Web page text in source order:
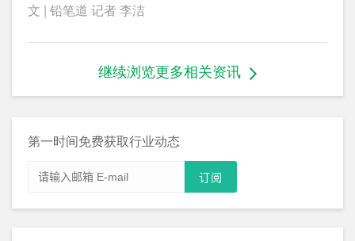
文 | 铅笔道 记者 李洁
继续浏览更多相关资讯
第一时间免费获取行业动态